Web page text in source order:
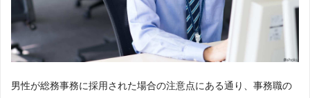
男性が総務事務に採用された場合の注意点にある通り、事務職の